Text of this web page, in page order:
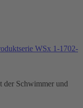
WSx 1-1702-
der Schwimmer und